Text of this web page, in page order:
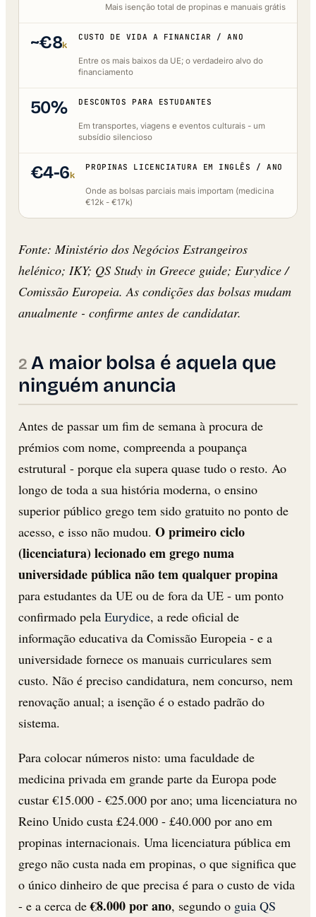
Mais isenção total de propinas e manuais grátis
~€8k
CUSTO DE VIDA A FINANCIAR / ANO
Entre os mais baixos da UE; o verdadeiro alvo do
financiamento
50% DESCONTOS PARA ESTUDANTES
Em transportes, viagens e eventos culturais - um
subsídio silencioso
€4-6k
PROPINAS LICENCIATURA EM INGLÊS / ANO
Onde as bolsas parciais mais importam (medicina
€12k - €17k)
Fonte: Ministério dos Negócios Estrangeiros
helénico; IKY; QS Study in Greece guide; Eurydice /
Comissão Europeia. As condições das bolsas mudam
anualmente - confirme antes de candidatar.
A maior bolsa é aquela que
ninguém anuncia
Antes de passar um fim de semana à procura de
prémios com nome, compreenda a poupança
estrutural - porque ela supera quase tudo o resto. Ao
longo de toda a sua história moderna, o ensino
superior público grego tem sido gratuito no ponto de
acesso, e isso não mudou. O primeiro ciclo
(licenciatura) lecionado em grego numa
universidade pública não tem qualquer propina
para estudantes da UE ou de fora da UE - um ponto
confirmado pela Eurydice, a rede oficial de
informação educativa da Comissão Europeia - e a
universidade fornece os manuais curriculares sem
custo. Não é preciso candidatura, nem concurso, nem
renovação anual; a isenção é o estado padrão do
sistema.
Para colocar números nisto: uma faculdade de
medicina privada em grande parte da Europa pode
custar €15.000 - €25.000 por ano; uma licenciatura no
Reino Unido custa £24.000 - £40.000 por ano em
propinas internacionais. Uma licenciatura pública em
grego não custa nada em propinas, o que significa que
o único dinheiro de que precisa é para o custo de vida
- e a cerca de€8.000 por ano, segundo o guia QS